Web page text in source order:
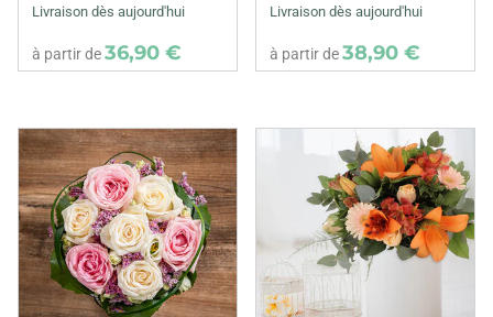
Livraison dès aujourd'hui
à partir de36,90 €
Livraison dès aujourd'hui
à partir de38,90 €